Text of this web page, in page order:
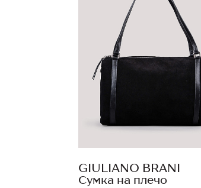
GIULIANO BRANI
Сумка на плечо